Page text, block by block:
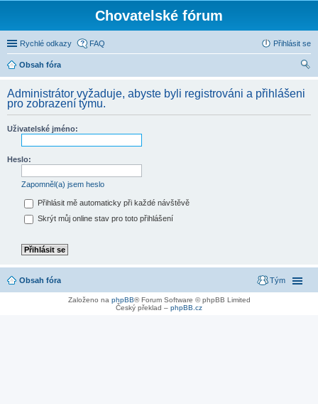
Chovatelské fórum
Rychlé odkazy FAQ Přihlásit se
Obsah fóra
Administrátor vyžaduje, abyste byli registrováni a přihlášeni
pro zobrazení týmu.
Uživatelské jméno:
Heslo:
Zapomněl(a) jsem heslo
Přihlásit mě automaticky při každé návštěvě
Skrýt můj online stav pro toto přihlášení
Obsah fóra Tým
Založeno na phpBB® Forum Software © phpBB Limited
Český překlad – phpBB.cz